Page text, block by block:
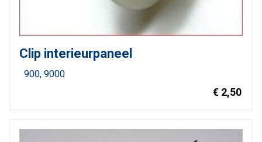
Clip interieurpaneel
900 9000
€ 2,50